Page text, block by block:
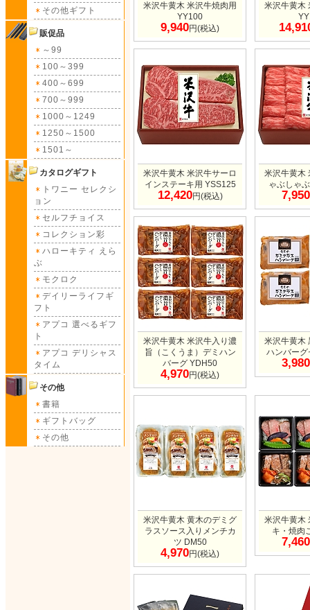
その他ギフト
販促品
～99
100～399
400～699
700～999
1000～1249
1250～1500
1501～
カタログギフト
トワニー セレクシ
ョン
セルフチョイス
コレクション彩
ハローキティ えら
ぶ
モクロク
デイリーライフギ
フト
アプコ 選べるギフ
ト
アプコ デリシャス
タイム
その他
書籍
ギフトバッグ
その他
米沢牛黄木 米沢牛焼肉用
YY100
9,940円(税込)
米沢牛黄木
米沢牛黄木 米沢牛サーロ
インステーキ用 YSS125
12,420円(税込)
米沢牛黄木
ゃぶしゃ
7,950
米沢牛黄木 米沢牛入り濃
旨（こくうま）デミハン
バーグ YDH50
4,970円(税込)
米沢牛黄木
ハンバー
3,980
米沢牛黄木 黄木のデミグ
ラスソース入りメンチカ
ツ DM50
4,970円(税込)
米沢牛黄木
キ・焼肉
7,460